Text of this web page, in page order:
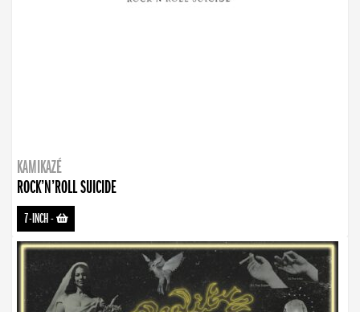
KAMIKAZÉ
ROCK’N’ROLL SUICIDE
7-INCH-